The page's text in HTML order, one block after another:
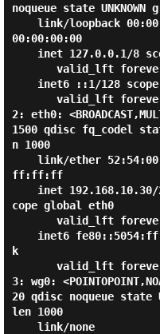
noqueue state
00:00:00:00
2: eth0:
1500 qdisc fq_codel
n 1000
ff:ff:ff
cope global eth0
k
3: wg0:
20 qdisc noqueue state
len 1000